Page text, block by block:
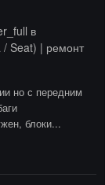
в
/ Seat) | ремонт
но с передним
блоки...